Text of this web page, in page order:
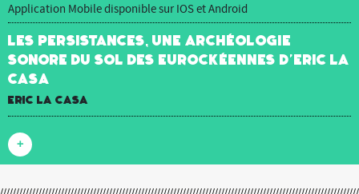
Application Mobile disponible sur IOS et Android
Les Persistances, une archéologie
sonore du sol des Eurockéennes d’Eric La
Casa
Eric La Casa
+